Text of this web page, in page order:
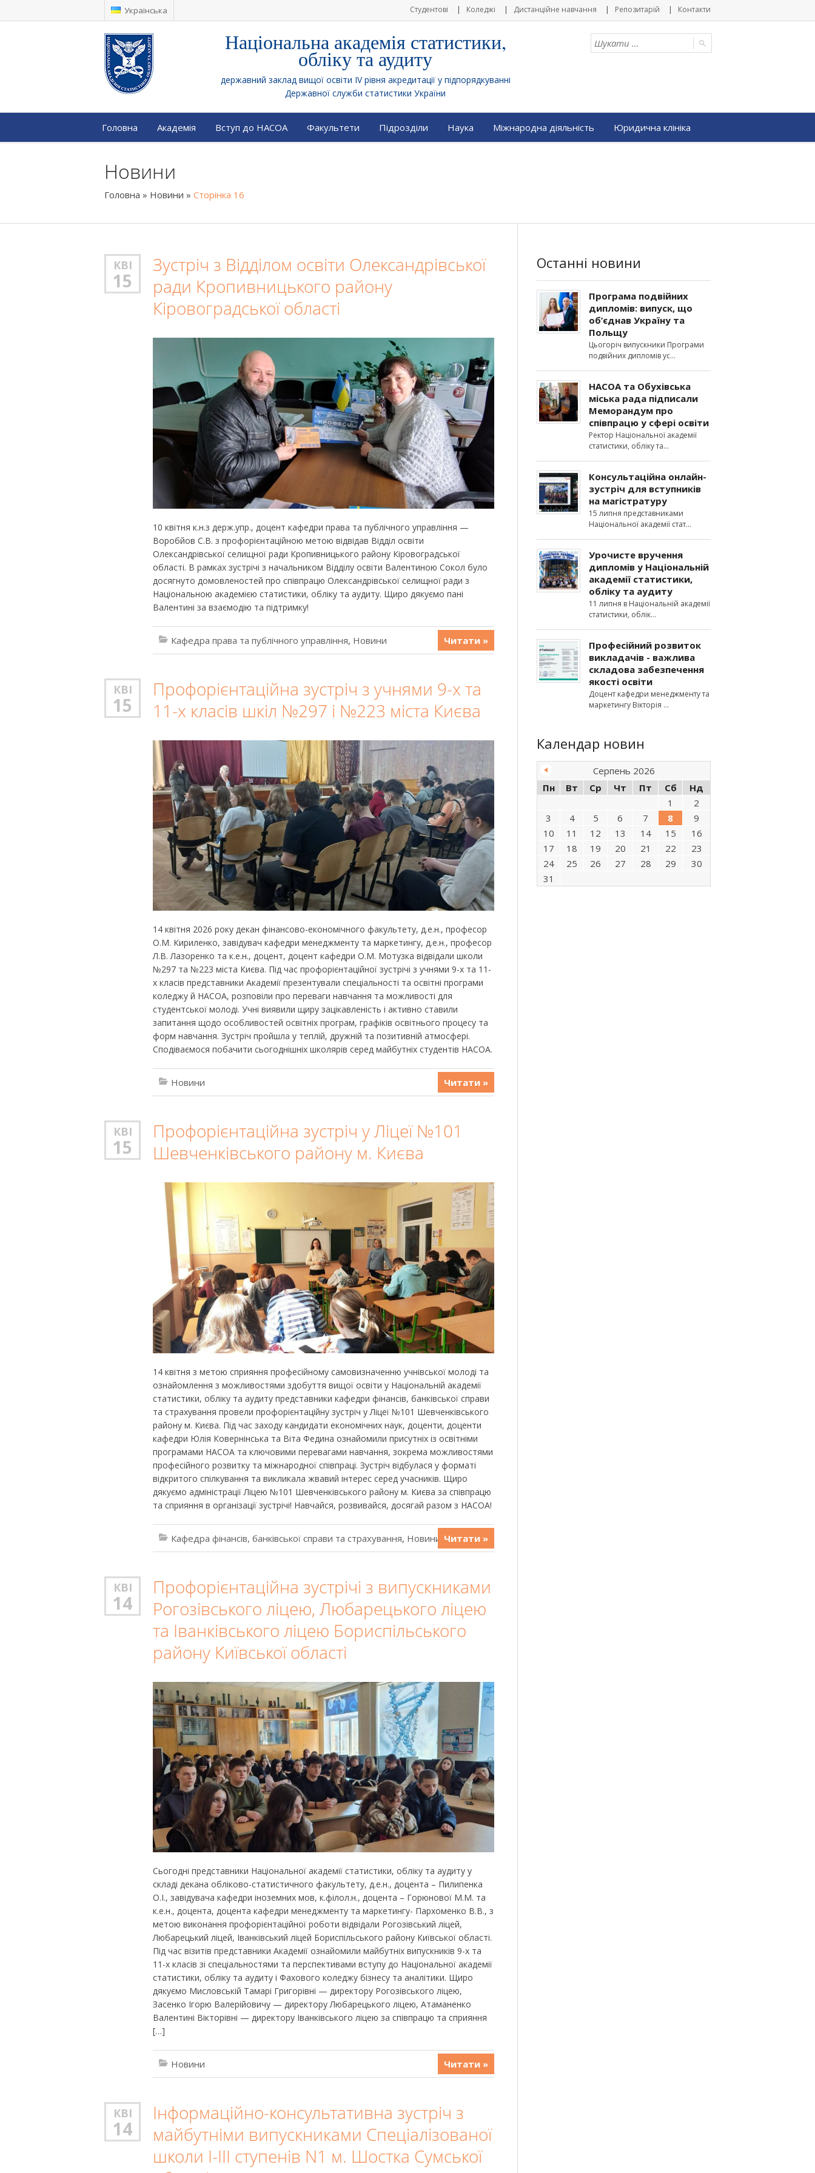
Українська Студентові Коледжі Дистанційне навчання Репозитарій Контакти
Національна академія статистики,
обліку та аудиту
державний заклад вищої освіти IV рівня акредитації у підпорядкуванні
Державної служби статистики України
Головна Академія Вступ до НАСОА Факультети Підрозділи Наука Міжнародна діяльність Юридична клініка
Новини
Головна » Новини » Сторінка 16
КВІ
15
Зустріч з Відділом освіти Олександрівської
ради Кропивницького району
Кіровоградської області
10 квітня к.н.з держ.упр., доцент кафедри права та публічного управління —
Воробйов С.В. з профорієнтаційною метою відвідав Відділ освіти
Олександрівської селищної ради Кропивницького району Кіровоградської
області. В рамках зустрічі з начальником Відділу освіти Валентиною Сокол було
досягнуто домовленостей про співпрацю Олександрівської селищної ради з
Національною академією статистики, обліку та аудиту. Щиро дякуємо пані
Валентині за взаємодію та підтримку!
Кафедра права та публічного управління, Новини Читати »
КВІ
15
Профорієнтаційна зустріч з учнями 9-х та
11-х класів шкіл №297 і №223 міста Києва
14 квітня 2026 року декан фінансово-економічного факультету, д.е.н., професор
О.М. Кириленко, завідувач кафедри менеджменту та маркетингу, д.е.н., професор
Л.В. Лазоренко та к.е.н., доцент, доцент кафедри О.М. Мотузка відвідали школи
№297 та №223 міста Києва. Під час профорієнтаційної зустрічі з учнями 9-х та 11-
х класів представники Академії презентували спеціальності та освітні програми
коледжу й НАСОА, розповіли про переваги навчання та можливості для
студентської молоді. Учні виявили щиру зацікавленість і активно ставили
запитання щодо особливостей освітніх програм, графіків освітнього процесу та
форм навчання. Зустріч пройшла у теплій, дружній та позитивній атмосфері.
Сподіваємося побачити сьогоднішніх школярів серед майбутніх студентів НАСОА.
Новини Читати »
КВІ
15
Профорієнтаційна зустріч у Ліцеї №101
Шевченківського району м. Києва
14 квітня з метою сприяння професійному самовизначенню учнівської молоді та
ознайомлення з можливостями здобуття вищої освіти у Національній академії
статистики, обліку та аудиту представники кафедри фінансів, банківської справи
та страхування провели профорієнтаційну зустріч у Ліцеї №101 Шевченківського
району м. Києва. Під час заходу кандидати економічних наук, доценти, доценти
кафедри Юлія Ковернінська та Віта Федина ознайомили присутніх із освітніми
програмами НАСОА та ключовими перевагами навчання, зокрема можливостями
професійного розвитку та міжнародної співпраці. Зустріч відбулася у форматі
відкритого спілкування та викликала жвавий інтерес серед учасників. Щиро
дякуємо адміністрації Ліцею №101 Шевченківського району м. Києва за співпрацю
та сприяння в організації зустрічі! Навчайся, розвивайся, досягай разом з НАСОА!
Кафедра фінансів, банківської справи та страхування, Новини Читати »
КВІ
14
Профорієнтаційна зустрічі з випускниками
Рогозівського ліцею, Любарецького ліцею
та Іванківського ліцею Бориспільського
району Київської області
Сьогодні представники Національної академії статистики, обліку та аудиту у
складі декана обліково-статистичного факультету, д.е.н., доцента – Пилипенка
О.І., завідувача кафедри іноземних мов, к.філол.н., доцента – Горюнової М.М. та
к.е.н., доцента, доцента кафедри менеджменту та маркетингу- Пархоменко В.В., з
метою виконання профорієнтаційної роботи відвідали Рогозівський ліцей,
Любарецький ліцей, Іванківський ліцей Бориспільського району Київської області.
Під час візитів представники Академії ознайомили майбутніх випускників 9-х та
11-х класів зі спеціальностями та перспективами вступу до Національної академії
статистики, обліку та аудиту і Фахового коледжу бізнесу та аналітики. Щиро
дякуємо Мисловській Тамарі Григорівні — директору Рогозівського ліцею,
Засенко Ігорю Валерійовичу — директору Любарецького ліцею, Атаманенко
Валентині Вікторівні — директору Іванківського ліцею за співпрацю та сприяння
[…]
Новини Читати »
КВІ
14
Інформаційно-консультативна зустріч з
майбутніми випускниками Спеціалізованої
школи I-III ступенів N1 м. Шостка Сумської
Останні новини
Програма подвійних
дипломів: випуск, що
об’єднав Україну та
Польщу
Цьогоріч випускники Програми
подвійних дипломів ус
НАСОА та Обухівська
міська рада підписали
Меморандум про
співпрацю у сфері освіти
Ректор Національної академії
статистики, обліку та
Консультаційна онлайн-
зустріч для вступників
на магістратуру
15 липня представниками
Національної академії стат
Урочисте вручення
дипломів у Національній
академії статистики,
обліку та аудиту
11 липня в Національній академії
статистики, облік
Професійний розвиток
викладачів - важлива
складова забезпечення
якості освіти
Доцент кафедри менеджменту та
маркетингу Вікторія
Календар новин
Серпень 2026
Пн
Вт Ср Чт Пт Сб
Нд
1
2
3
4 5 6 7 8
9
10
11 12 13 14 15
16
17
18 19 20 21 22
23
24
25 26 27 28 29
30
31